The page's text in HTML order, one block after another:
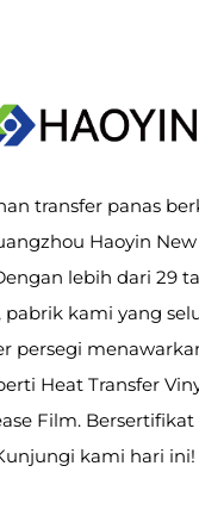
transfer panas
Haoyin
lebih dari 29
kami yang
persegi
Heat Transfer
Film. Bersertifikat
kami hari ini!